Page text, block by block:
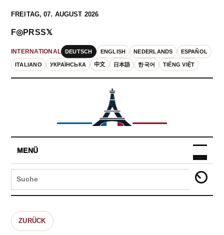
FREITAG, 07. AUGUST 2026
INTERNATIONAL DEUTSCH ENGLISH NEDERLANDS ESPAÑOL
ITALIANO УКРАЇНСЬКА 中文 日本語 한국어 TIẾNG VIỆT
F◎PRSS𝕏
MENÜ
ZURÜCK